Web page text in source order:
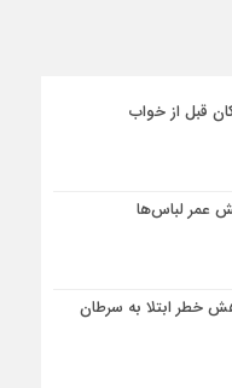
عمر لباس‌ها
خطر ابتلا به سرطان